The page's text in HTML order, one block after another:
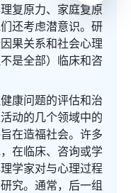
复原力、家庭复原
还考虑潜意识。研
果关系和社会心理
是全部）临床和咨
康问题的评估和治
动的几个领域中的
在造福社会。许多
在临床、咨询或学
学家对与心理过程
究。通常，后一组